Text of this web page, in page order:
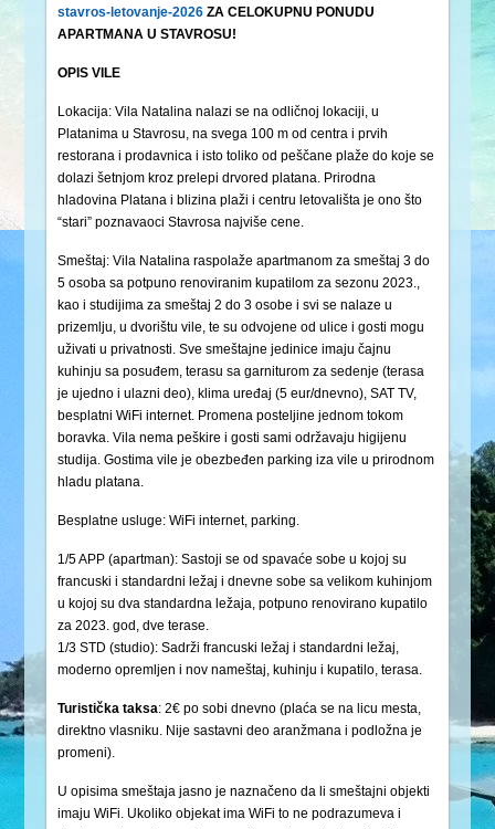
stavros-letovanje-2026 ZA CELOKUPNU PONUDU
APARTMANA U STAVROSU!
OPIS VILE
Lokacija: Vila Natalina nalazi se na odličnoj lokaciji, u
Platanima u Stavrosu, na svega 100 m od centra i prvih
restorana i prodavnica i isto toliko od peščane plaže do koje se
dolazi šetnjom kroz prelepi drvored platana. Prirodna
hladovina Platana i blizina plaži i centru letovališta je ono što
“stari” poznavaoci Stavrosa najviše cene.
Smeštaj: Vila Natalina raspolaže apartmanom za smeštaj 3 do
5 osoba sa potpuno renoviranim kupatilom za sezonu 2023.,
kao i studijima za smeštaj 2 do 3 osobe i svi se nalaze u
prizemlju, u dvorištu vile, te su odvojene od ulice i gosti mogu
uživati u privatnosti. Sve smeštajne jedinice imaju čajnu
kuhinju sa posuđem, terasu sa garniturom za sedenje (terasa
je ujedno i ulazni deo), klima uređaj (5 eur/dnevno), SAT TV,
besplatni WiFi internet. Promena posteljine jednom tokom
boravka. Vila nema peškire i gosti sami održavaju higijenu
studija. Gostima vile je obezbeđen parking iza vile u prirodnom
hladu platana.
Besplatne usluge: WiFi internet, parking.
1/5 APP (apartman): Sastoji se od spavaće sobe u kojoj su
francuski i standardni ležaj i dnevne sobe sa velikom kuhinjom
u kojoj su dva standardna ležaja, potpuno renovirano kupatilo
za 2023. god, dve terase.
1/3 STD (studio): Sadrži francuski ležaj i standardni ležaj,
moderno opremljen i nov nameštaj, kuhinju i kupatilo, terasa.
Turistička taksa: 2€ po sobi dnevno (plaća se na licu mesta,
direktno vlasniku. Nije sastavni deo aranžmana i podložna je
promeni).
U opisima smeštaja jasno je naznačeno da li smeštajni objekti
imaju WiFi. Ukoliko objekat ima WiFi to ne podrazumeva i